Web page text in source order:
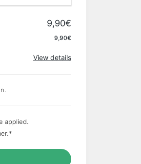
9,90€
9,90€
View details
applied.
*